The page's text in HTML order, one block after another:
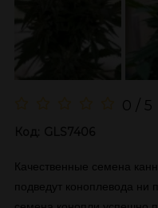
0 / 5
Качественные семена
подведут коноплевода ни